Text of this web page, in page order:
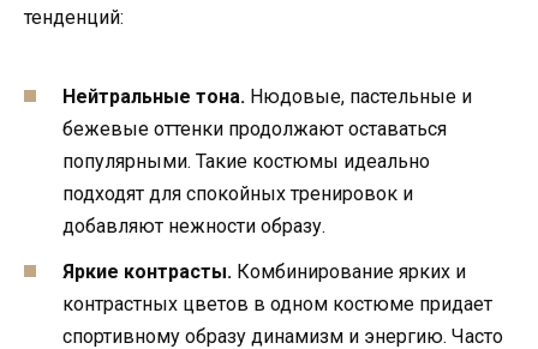
тенденций:
Нейтральные тона. Нюдовые, пастельные и
бежевые оттенки продолжают оставаться
популярными. Такие костюмы идеально
подходят для спокойных тренировок и
добавляют нежности образу.
Яркие контрасты. Комбинирование ярких и
контрастных цветов в одном костюме придает
спортивному образу динамизм и энергию. Часто